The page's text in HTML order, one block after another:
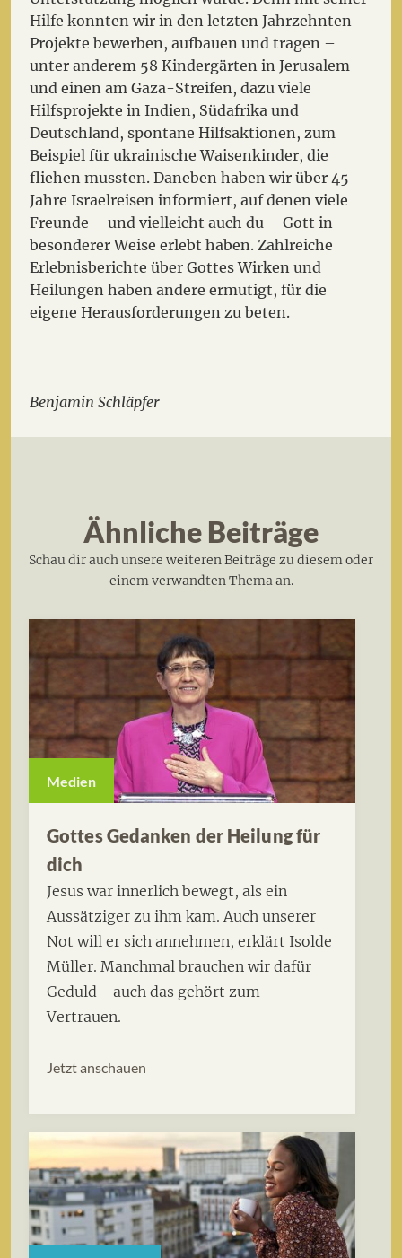
Hilfe konnten wir in den letzten Jahrzehnten
Projekte bewerben, aufbauen und tragen –
unter anderem 58 Kindergärten in Jerusalem
und einen am Gaza-Streifen, dazu viele
Hilfsprojekte in Indien, Südafrika und
Deutschland, spontane Hilfsaktionen, zum
Beispiel für ukrainische Waisenkinder, die
fliehen mussten. Daneben haben wir über 45
Jahre Israelreisen informiert, auf denen viele
Freunde – und vielleicht auch du – Gott in
besonderer Weise erlebt haben. Zahlreiche
Erlebnisberichte über Gottes Wirken und
Heilungen haben andere ermutigt, für die
eigene Herausforderungen zu beten.
Benjamin Schläpfer
Ähnliche Beiträge
Schau dir auch unsere weiteren Beiträge zu diesem oder
einem verwandten Thema an.
Medien
Gottes Gedanken der Heilung für
dich
Jesus war innerlich bewegt, als ein
Aussätziger zu ihm kam. Auch unserer
Not will er sich annehmen, erklärt Isolde
Müller. Manchmal brauchen wir dafür
Geduld - auch das gehört zum
Vertrauen.
Jetzt anschauen